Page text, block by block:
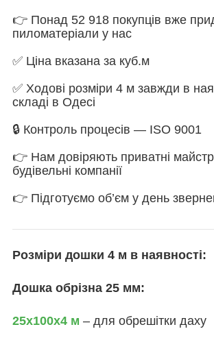
👉 Понад 52 918 покупців вже
пиломатеріали у нас
✅ Ціна вказана за куб.м
✅ Ходові розміри 4 м завжди в
складі в Одесі
🔒 Контроль процесів — ISO 9001
👉 Нам довіряють приватні
будівельні компанії
👉 Підготуємо об’єм у день
Розміри дошки 4 м в наявності:
Дошка обрізна 25 мм:
25х100х4 м – для обрешітки даху